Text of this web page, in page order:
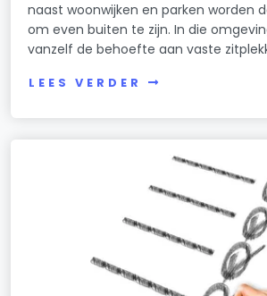
naast woonwijken en parken worden
om even buiten te zijn. In die
vanzelf de behoefte aan vaste
LEES VERDER